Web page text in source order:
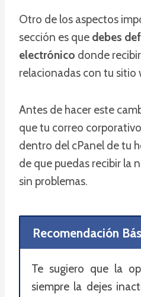
Otro de los aspectos
sección es que debes
electrónico donde
relacionadas con tu sitio
Antes de hacer este
que tu correo
dentro del cPanel de tu
de que puedas recibir la
sin problemas.
Recomendación
Te sugiero que la
siempre la dejes